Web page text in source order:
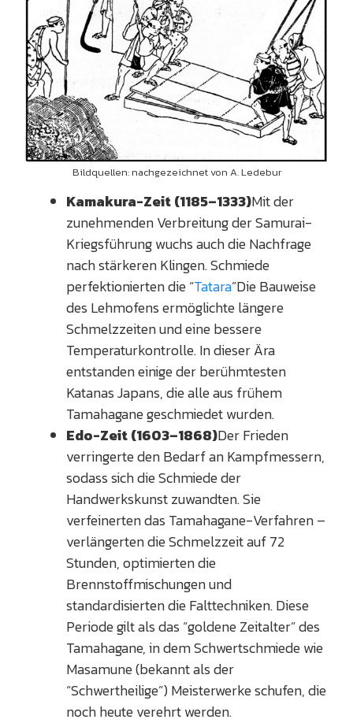
Bildquellen: nachgezeichnet von A. Ledebur
Kamakura-Zeit (1185–1333)Mit der
zunehmenden Verbreitung der Samurai-
Kriegsführung wuchs auch die Nachfrage
nach stärkeren Klingen. Schmiede
perfektionierten die “Tatara”Die Bauweise
des Lehmofens ermöglichte längere
Schmelzzeiten und eine bessere
Temperaturkontrolle. In dieser Ära
entstanden einige der berühmtesten
Katanas Japans, die alle aus frühem
Tamahagane geschmiedet wurden.
Edo-Zeit (1603–1868)Der Frieden
verringerte den Bedarf an Kampfmessern,
sodass sich die Schmiede der
Handwerkskunst zuwandten. Sie
verfeinerten das Tamahagane-Verfahren –
verlängerten die Schmelzzeit auf 72
Stunden, optimierten die
Brennstoffmischungen und
standardisierten die Falttechniken. Diese
Periode gilt als das “goldene Zeitalter” des
Tamahagane, in dem Schwertschmiede wie
Masamune (bekannt als der
“Schwertheilige”) Meisterwerke schufen, die
noch heute verehrt werden.